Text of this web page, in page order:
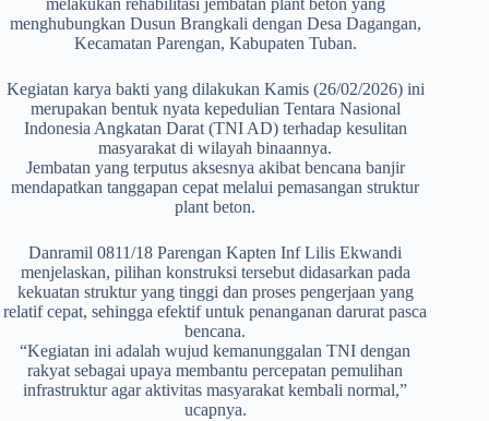
melakukan rehabilitasi jembatan plant beton yang
menghubungkan Dusun Brangkali dengan Desa Dagangan,
Kecamatan Parengan, Kabupaten Tuban.
Kegiatan karya bakti yang dilakukan Kamis (26/02/2026) ini
merupakan bentuk nyata kepedulian Tentara Nasional
Indonesia Angkatan Darat (TNI AD) terhadap kesulitan
masyarakat di wilayah binaannya.
Jembatan yang terputus aksesnya akibat bencana banjir
mendapatkan tanggapan cepat melalui pemasangan struktur
plant beton.
Danramil 0811/18 Parengan Kapten Inf Lilis Ekwandi
menjelaskan, pilihan konstruksi tersebut didasarkan pada
kekuatan struktur yang tinggi dan proses pengerjaan yang
relatif cepat, sehingga efektif untuk penanganan darurat pasca
bencana.
“Kegiatan ini adalah wujud kemanunggalan TNI dengan
rakyat sebagai upaya membantu percepatan pemulihan
infrastruktur agar aktivitas masyarakat kembali normal,”
ucapnya.